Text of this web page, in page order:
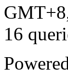
16